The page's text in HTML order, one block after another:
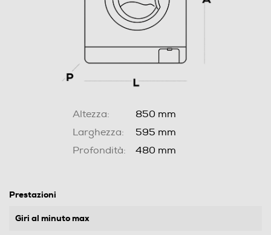
Altezza:
850 mm
Larghezza:
595 mm
Profondità:
480 mm
Prestazioni
Giri al minuto max